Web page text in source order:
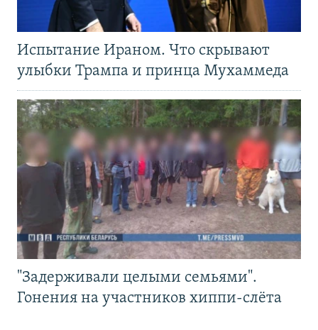
Испытание Ираном. Что скрывают
улыбки Трампа и принца Мухаммеда
"Задерживали целыми семьями".
Гонения на участников хиппи-слёта